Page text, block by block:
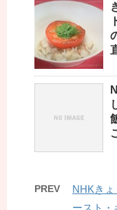
PREV
NHKき